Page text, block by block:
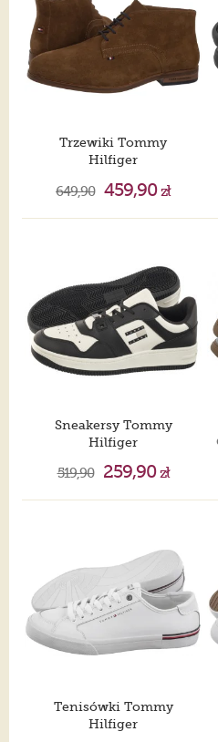
Trzewiki Tommy
Hilfiger
649,90 459,90zł
Sneakersy Tommy
Hilfiger
519,90 259,90zł
Tenisówki Tommy
Hilfiger